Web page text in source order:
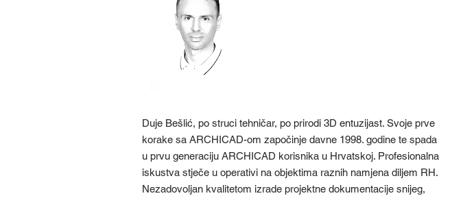
Duje Bešlić, po struci tehničar, po prirodi 3D entuzijast. Svoje prve
korake sa ARCHICAD-om započinje davne 1998. godine te spada
u prvu generaciju ARCHICAD korisnika u Hrvatskoj. Profesionalna
iskustva stječe u operativi na objektima raznih namjena diljem RH.
Nezadovoljan kvalitetom izrade projektne dokumentacije snijeg,